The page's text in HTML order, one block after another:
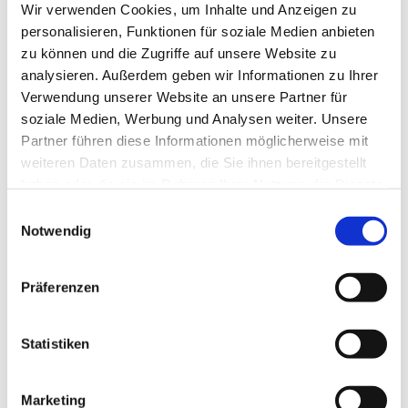
Wir verwenden Cookies, um Inhalte und Anzeigen zu
personalisieren, Funktionen für soziale Medien anbieten
zu können und die Zugriffe auf unsere Website zu
analysieren. Außerdem geben wir Informationen zu Ihrer
Verwendung unserer Website an unsere Partner für
soziale Medien, Werbung und Analysen weiter. Unsere
Partner führen diese Informationen möglicherweise mit
weiteren Daten zusammen, die Sie ihnen bereitgestellt
Notwendig
Präferenzen
Statistiken
Marketing